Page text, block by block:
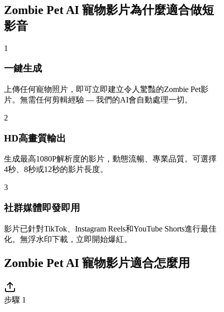
Zombie Pet AI 寵物影片為什麼適合做短
影音
1
一鍵生成
上傳任何寵物照片，即可立即建立令人驚豔的Zombie Pet影
片。無需任何剪輯經驗 — 我們的AI會自動處理一切。
2
HD高畫質輸出
生成最高1080P解析度的影片，動態流暢、專業品質。可選擇
4秒、8秒或12秒的影片長度。
3
社群媒體即發即用
影片已針對TikTok、Instagram Reels和YouTube Shorts進行最佳
化。無浮水印下載，立即開始爆紅。
Zombie Pet AI 寵物影片適合怎麼用
步驟 1